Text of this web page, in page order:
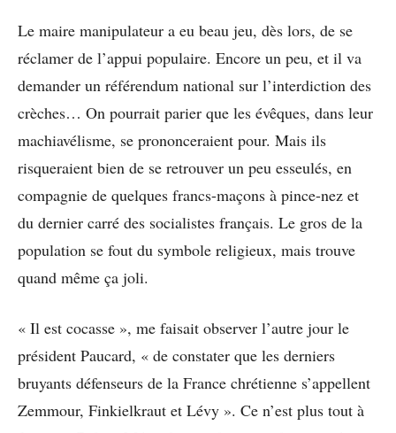
Le maire manipulateur a eu beau jeu, dès lors, de se
réclamer de l’appui populaire. Encore un peu, et il va
demander un référendum national sur l’interdiction des
crèches… On pourrait parier que les évêques, dans leur
machiavélisme, se prononceraient pour. Mais ils
risqueraient bien de se retrouver un peu esseulés, en
compagnie de quelques francs-maçons à pince-nez et
du dernier carré des socialistes français. Le gros de la
population se fout du symbole religieux, mais trouve
quand même ça joli.
« Il est cocasse », me faisait observer l’autre jour le
président Paucard, « de constater que les derniers
bruyants défenseurs de la France chrétienne s’appellent
Zemmour, Finkielkraut et Lévy ». Ce n’est plus tout à